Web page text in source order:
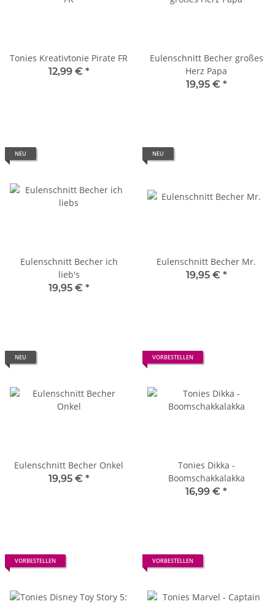
Tonies Kreativtonie Pirate FR
12,99 € *
Eulenschnitt Becher großes
Herz Papa
19,95 € *
NEU
Eulenschnitt Becher ich
lieb's
19,95 € *
NEU
Eulenschnitt Becher Mr.
19,95 € *
NEU
Eulenschnitt Becher Onkel
19,95 € *
VORBESTELLEN
Tonies Dikka -
Boomschakkalakka
16,99 € *
VORBESTELLEN VORBESTELLEN